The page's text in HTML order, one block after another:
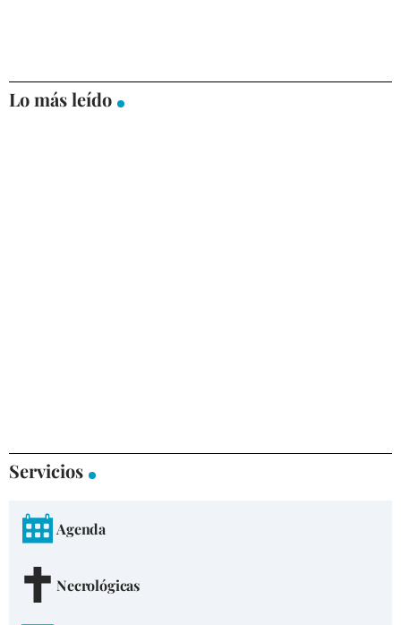
Lo más leído
Servicios
Agenda
Necrológicas